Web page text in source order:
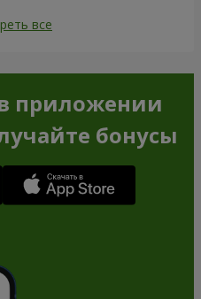
все
приложении
бонусы